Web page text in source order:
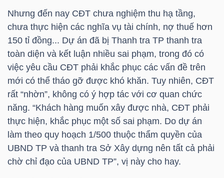
Nhưng đến nay CĐT chưa nghiệm thu hạ tầng,
chưa thực hiện các nghĩa vụ tài chính, nợ thuế hơn
150 tỉ đồng... Dự án đã bị Thanh tra TP thanh tra
toàn diện và kết luận nhiều sai phạm, trong đó có
việc yêu cầu CĐT phải khắc phục các vấn đề trên
mới có thể tháo gỡ được khó khăn. Tuy nhiên, CĐT
rất “nhờn”, không có ý hợp tác với cơ quan chức
năng. “Khách hàng muốn xây được nhà, CĐT phải
thực hiện, khắc phục một số sai phạm. Do dự án
làm theo quy hoạch 1/500 thuộc thẩm quyền của
UBND TP và thanh tra Sở Xây dựng nên tất cả phải
chờ chỉ đạo của UBND TP”, vị này cho hay.
DOANH
NGHIỆP
CỔ
PHIẾU